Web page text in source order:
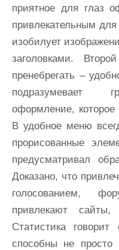
приятное для глаз
привлекательным для
изобилует
заголовками.
пренебрегать –
подразумевает
оформление, которое
В удобное меню
прорисованные
предусматривал
Доказано, что
голосованием,
привлекают
Статистика
способны не просто